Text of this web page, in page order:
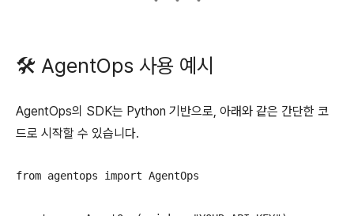
🛠️ AgentOps 사용 예시
AgentOps의 SDK는 Python 기반으로, 아래와 같은 간단한 코
드로 시작할 수 있습니다.
from agentops import AgentOps